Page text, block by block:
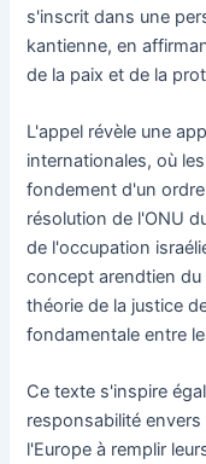
s'inscrit dans une
kantienne, en
de la paix et de la
L'appel révèle une
internationales, où
fondement d'un
résolution de l'ONU
de l'occupation
concept arendtien
théorie de la justice
fondamentale entre
Ce texte s'inspire
responsabilité
l'Europe à remplir